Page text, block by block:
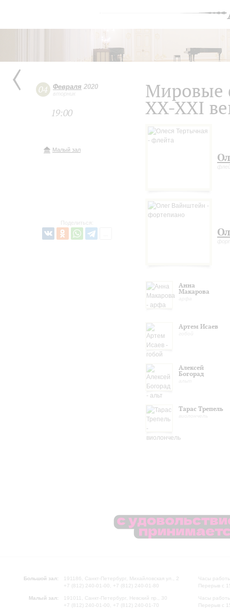
04 Февраля 2020
вторник
19:00
Малый зал
Поделиться:
Мировые
ХХ-ХХI
Анна
Макарова
Артем Исаев
Алексей
Богорад
Тарас Трепель
Большой зал:
191186, Санкт-Петербург, Михайловская ул., 2
+7 (812) 240-01-00, +7 (812) 240-01-80
Малый зал:
191011, Санкт-Петербург, Невский пр., 30
+7 (812) 240-01-00, +7 (812) 240-01-70
Часы
Перерыв с
Часы
Перерыв с